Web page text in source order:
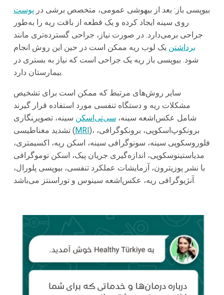
بیوپسی باز: بعد از بیهوشی عمومی، متخصص برشی در پوست
روی سینه ایجاد کرده و یک قطعه از بافت ریه را به‌طور
جراحی برمی‌دارد. در صورت نیاز، جراحی گسترده‌تری مانند
برداشتن یک لوب ریه ممکن است در حین این روش انجام
شود. بیوپسی باز ریه یک جراحی است که نیاز به بستری در
بیمارستان دارد.
سایر روش‌های مرتبط که ممکن است برای تشخیص
مشکلات ریه و دستگاه تنفسی مورد استفاده قرار گیرند
شامل عکس‌اشعه سینه، سی‌تی‌اسکن سینه، تصویر‍نگاری
تشدید مغناطیسی (MRI)، برونکوپ‌اسکوپی، برونکوگرافی،
فلوروسکوپی سینه، سونوگرافی سینه، اسکن ریه، اکسیمتری،
مدیاستینوسکوپی، اندازه‌گیری جریان پیک، اسکن توموگرافی
با نشر پوزیترون، آزمایشات عملکرد تنفسی، بیوپسی پلورال،
آنژیوگرافی ریه، عکس‌اشعه سینوس و توراسنتز می‌باشد.